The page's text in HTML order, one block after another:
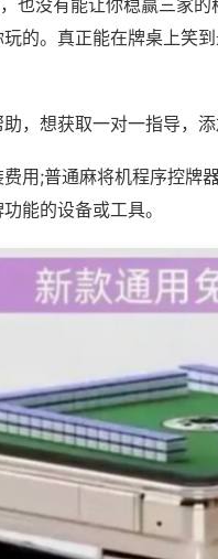
也没有能让你稳赢三家
的。真正能在牌桌上笑
，想获取一对一指导，
用;普通麻将机程序控牌
能的设备或工具。